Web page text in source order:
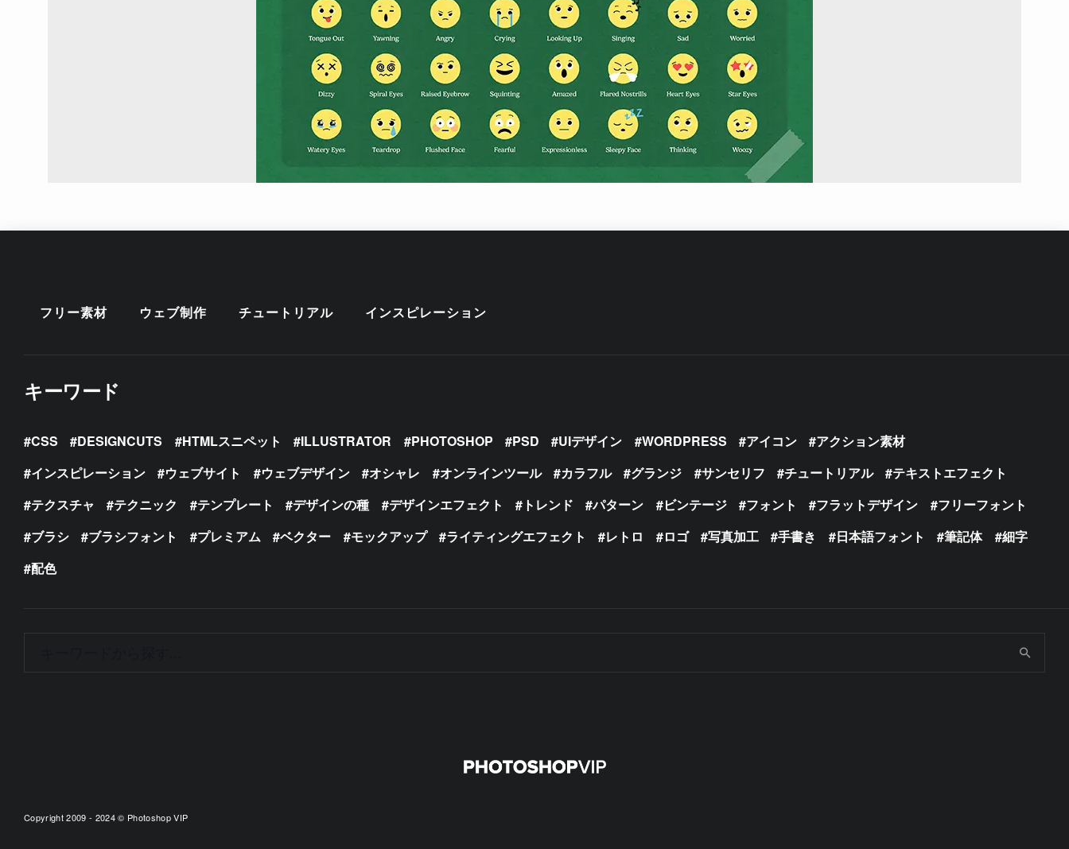
フリー素材 ウェブ制作 チュートリアル インスピレーション
キーワード
CSS DESIGNCUTS HTMLスニペット ILLUSTRATOR PHOTOSHOP PSD UIデザイン WORDPRESS アイコン
アクション素材
インスピレーション
ウェブサイト ウェブデザイン オシャレ オンラインツール カラフル グランジ サンセリフ チュートリアル
テキストエフェクト
テクスチャ
テクニック テンプレート デザインの種 デザインエフェクト トレンド パターン ビンテージ フォント フラットデザイン
フリーフォント
ブラシ
ブラシフォント プレミアム ベクター モックアップ ライティングエフェクト レトロ ロゴ 写真加工 手書き 日本語フォント 筆記体
細字
配色
Copyright 2009 - 2024 © Photoshop VIP